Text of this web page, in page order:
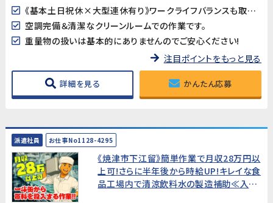
《基本土日祝休×大型連休有り》ワークライフバランスも取り易い♪
空調完備＆清潔なクリーンルームでの作業です。
重量物の扱いは基本的にありませんのでご安心ください!
注目ポイントをもっと見る
詳細を見る かんたん応募
派遣社員 お仕事No1128-4295
《焼津市下江留》簡単作業で月収28万円以
上可!さらに半年後から時給UP!キレイな食
品工場内で清涼飲料水の製造補助≪入社